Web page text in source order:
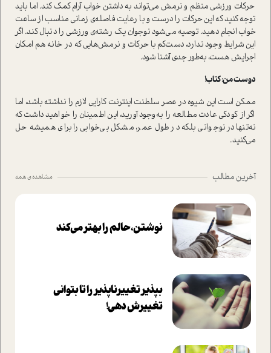
حرکات ورزشی منظم و نرمش می‌تواند به داشتن خواب آرام کمک کند. اما باید
توجه کنید که این حرکات را درست و با رعایت فاصله‌ی زمانی مناسب از ساعت
خواب انجام دهید. توصیه می‌شود نوجوان یک رشته‌ی ورزشی را دنبال کند. اگر
این شرایط وجود ندارد، دست‌کم با حرکات و نرمش‌هایی که در خانه هم امکان
اجرایش هست، به‌طور جدی آشنا شود.
دوست من: کتاب!
ممکن است این شیوه در عصر سلطنت اینترنت کارایی لازم را نداشته باشد، اما
اگر از کودکی عادت مطالعه را به‌وجود آورید، این اطمینان را خواهید داشت که
نه‌تنها در نوجوانی بلکه در طول عمر، مشکل بی‌خوابی را برای همیشه حل
می‌کنید.
آخرین مطالب مشاهده ی همه
نوشتن، حالم را بهتر می‌کند
بپذير تغييرناپذير را تا بتواني
تغييرش دهي!‏